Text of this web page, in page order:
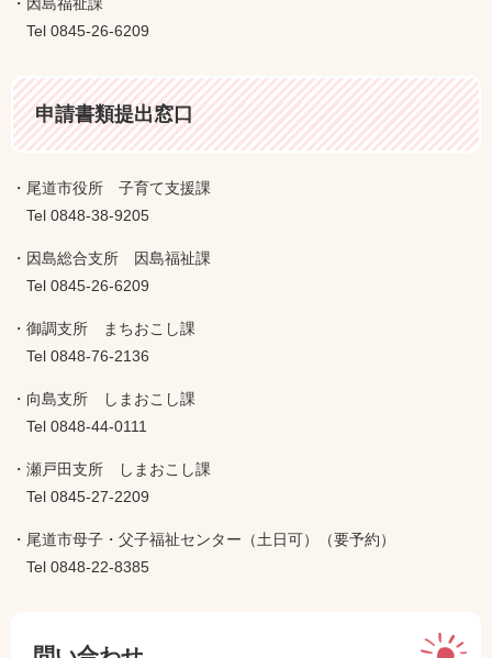
​ Tel 0845-26-6209
申請書類提出窓口
・尾道市役所 子育て支援課
​ Tel 0848-38-9205
・因島総合支所 因島福祉課
​ Tel 0845-26-6209
・御調支所 まちおこし課
​ Tel 0848-76-2136
・向島支所 しまおこし課
​ Tel 0848-44-0111
・瀬戸田支所 しまおこし課
​ Tel 0845-27-2209
・尾道市母子・父子福祉センター（土日可）（要予約）
​ Tel 0848-22-8385